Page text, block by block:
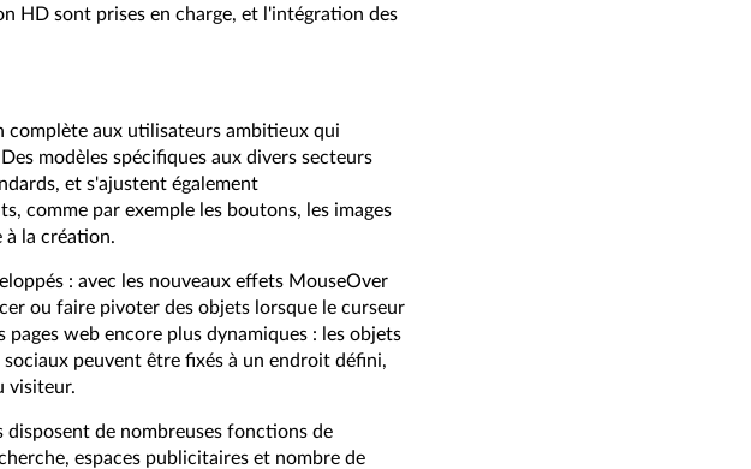
HD sont prises en charge, et l'intégration des
complète aux utilisateurs ambitieux qui
modèles spécifiques aux divers secteurs
et s'ajustent également
comme par exemple les boutons, les images
à la création.
: avec les nouveaux effets MouseOver
ou faire pivoter des objets lorsque le curseur
web encore plus dynamiques : les objets
peuvent être fixés à un endroit défini,
visiteur.
de nombreuses fonctions de
espaces publicitaires et nombre de